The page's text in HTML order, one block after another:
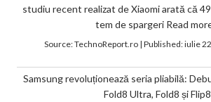
studiu recent realizat de Xiaomi arată că
tem de spargeri Read
Source:TechnoReport.ro| Published:iulie
Samsung revoluționează seria pliabilă:
Fold8 Ultra, Fold8 și Flip8